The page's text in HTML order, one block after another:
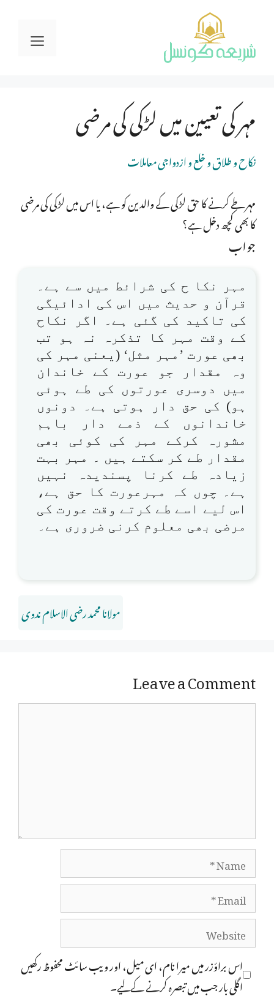
content
مہر کی تعیین میں لڑکی کی مرضی
نکاح و طلاق و خلع و ازدواجی معاملات
مہر طے کرنے کا حق لڑکی کے والدین کو ہے، یا اس میں لڑکی کی مرضی
کا بھی کچھ دخل ہے؟
جواب
مہر نکا ح کی شرائط میں سے ہے۔
قرآن و حدیث میں اس کی ادائیگی
کی تاکید کی گئی ہے۔ اگر نکاح
کے وقت مہر کا تذکرہ نہ ہو تب
بھی عورت ’مہر مثل‘ (یعنی مہر کی
وہ مقدار جو عورت کے خاندان
میں دوسری عورتوں کی طے ہوئی
ہو) کی حق دار ہوتی ہے۔ دونوں
خاندانوں کے ذمے دار باہم
مشورہ کرکے مہر کی کوئی بھی
مقدار طے کر سکتے ہیں ۔ مہر بہت
زیادہ طے کرنا پسندیدہ نہیں
ہے۔ چوں کہ مہرعورت کا حق ہے،
اس لیے اسے طے کرتے وقت عورت کی
مرضی بھی معلوم کرنی ضروری ہے۔
مولانا محمد رضی الاسلام ندوی
Leave a Comment
Name
Email
Website
اس براؤزر میں میرا نام، ای میل، اور ویب سائٹ محفوظ رکھیں
اگلی بار جب میں تبصرہ کرنے کےلیے۔